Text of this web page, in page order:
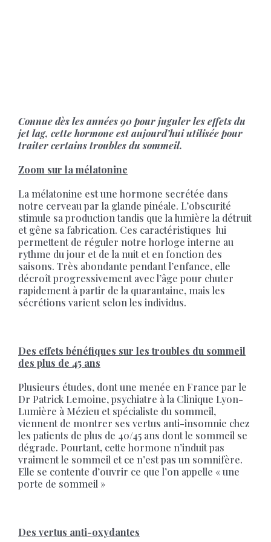
Connue dès les années 90 pour juguler les effets du
jet lag, cette hormone est aujourd’hui utilisée pour
traiter certains troubles du sommeil.
Zoom sur la mélatonine
La mélatonine est une hormone secrétée dans
notre cerveau par la glande pinéale. L’obscurité
stimule sa production tandis que la lumière la détruit
et gêne sa fabrication. Ces caractéristiques lui
permettent de réguler notre horloge interne au
rythme du jour et de la nuit et en fonction des
saisons. Très abondante pendant l’enfance, elle
décroît progressivement avec l’âge pour chuter
rapidement à partir de la quarantaine, mais les
sécrétions varient selon les individus.
Des effets bénéfiques sur les troubles du sommeil
des plus de 45 ans
Plusieurs études, dont une menée en France par le
Dr Patrick Lemoine, psychiatre à la Clinique Lyon-
Lumière à Mézieu et spécialiste du sommeil,
viennent de montrer ses vertus anti-insomnie chez
les patients de plus de 40/45 ans dont le sommeil se
dégrade. Pourtant, cette hormone n’induit pas
vraiment le sommeil et ce n’est pas un somnifère.
Elle se contente d’ouvrir ce que l’on appelle « une
porte de sommeil »
Des vertus anti-oxydantes